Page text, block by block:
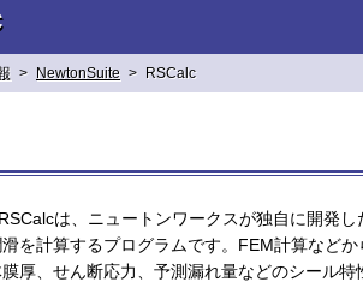
> NewtonSuite > RSCalc
は、ニュートンワークスが独自に開発
を計算するプログラムです。FEM計算など
厚、せん断応力、予測漏れ量などのシール特